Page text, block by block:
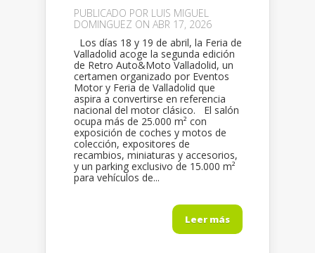
PUBLICADO POR LUIS MIGUEL
DOMINGUEZ ON ABR 17, 2026
Los días 18 y 19 de abril, la Feria de
Valladolid acoge la segunda edición
de Retro Auto&Moto Valladolid, un
certamen organizado por Eventos
Motor y Feria de Valladolid que
aspira a convertirse en referencia
nacional del motor clásico. El salón
ocupa más de 25.000 m² con
exposición de coches y motos de
colección, expositores de
recambios, miniaturas y accesorios,
y un parking exclusivo de 15.000 m²
para vehículos de...
Leer más